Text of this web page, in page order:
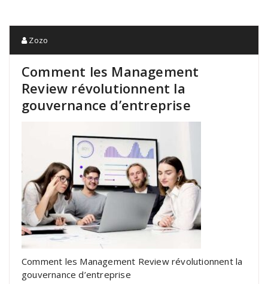
Zozo
Comment les Management
Review révolutionnent la
gouvernance d’entreprise
Comment les Management Review révolutionnent la
gouvernance d’entreprise